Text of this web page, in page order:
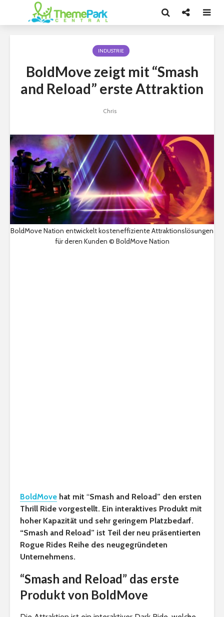
INDUSTRIE
BoldMove zeigt mit “Smash
and Reload” erste Attraktion
Chris
BoldMove Nation entwickelt kosteneffiziente Attraktionslösungen
für deren Kunden © BoldMove Nation
BoldMove hat mit “Smash and Reload” den ersten
Thrill Ride vorgestellt. Ein interaktives Produkt mit
hoher Kapazität und sehr geringem Platzbedarf.
“Smash and Reload” ist Teil der neu präsentierten
Rogue Rides Reihe des neugegründeten
Unternehmens.
“Smash and Reload” das erste
Produkt von BoldMove